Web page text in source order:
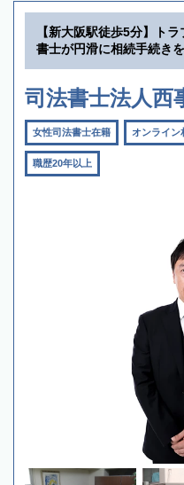
【新大阪駅徒歩5分】ト
書士が円滑に相続手続き
司法書士法人西
女性司法書士在籍 オンライン
職歴20年以上